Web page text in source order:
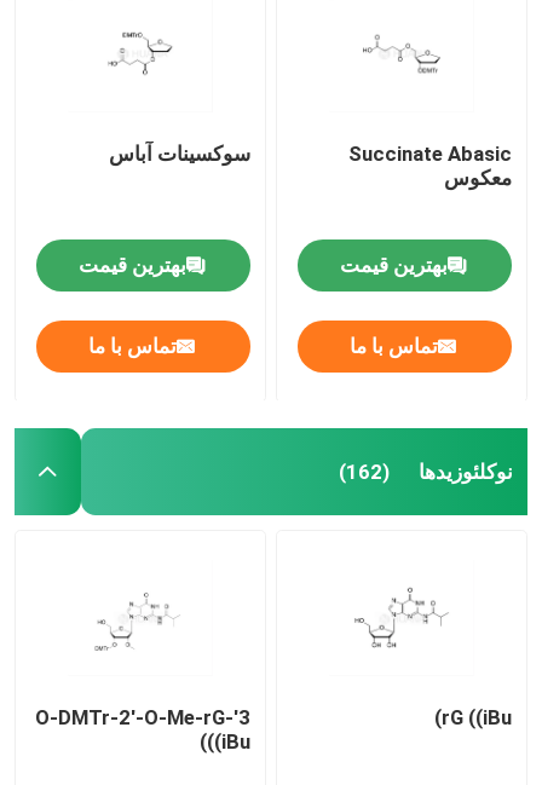
Succinate Abasic
معکوس
بهترین قیمت
تماس با ما
سوکسینات آباس
بهترین قیمت
تماس با ما
نوکلئوزیدها (162)
rG ((iBu)
3'-O-DMTr-2'-O-Me-rG
((iBu)